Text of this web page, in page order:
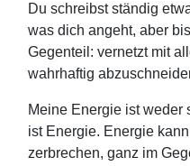
Du schreibst ständig
was dich angeht, aber
Gegenteil: vernetzt mit
wahrhaftig
Meine Energie ist weder
ist Energie. Energie
zerbrechen, ganz im